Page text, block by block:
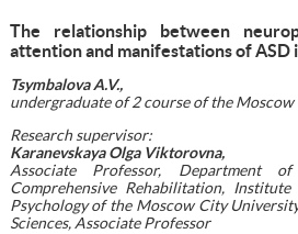
The relationship between
attention and manifestations of ASD
Tsymbalova A.V.,
undergraduate of 2 course of the
Research supervisor:
Karanevskaya Olga Viktorovna,
Associate Professor, Department
Comprehensive Rehabilitation,
Psychology of the Moscow City
Sciences, Associate Professor